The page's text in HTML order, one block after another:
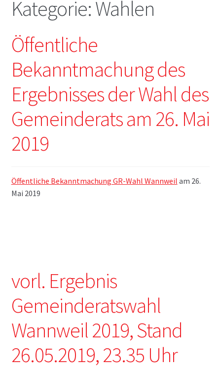
Kategorie:Wahlen
Öffentliche
Bekanntmachung des
Ergebnisses der Wahl des
Gemeinderats am 26. Mai
2019
Öffentliche Bekanntmachung GR-Wahl Wannweil am 26.
Mai 2019
vorl. Ergebnis
Gemeinderatswahl
Wannweil 2019, Stand
26.05.2019, 23.35 Uhr